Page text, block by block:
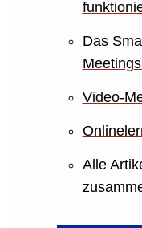
Das
Video-
Alle